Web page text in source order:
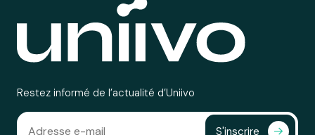
Restez informé de l’actualité d’Uniivo
S'inscrire